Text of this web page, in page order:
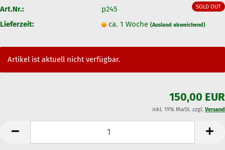
SOLD OUT
Art.Nr.:
p245
Lieferzeit:
ca. 1 Woche (Ausland abweichend)
Artikel ist aktuell nicht verfügbar.
150,00 EUR
inkl. 19% MwSt. zzgl. Versand